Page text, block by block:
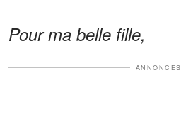
Pour ma belle fille,
ANNONCES